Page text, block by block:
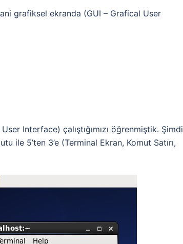
grafiksel ekranda (GUI – Grafical User
Interface) çalıştığımızı öğrenmiştik. Şimdi
ile 5’ten 3’e (Terminal Ekran, Komut Satırı,